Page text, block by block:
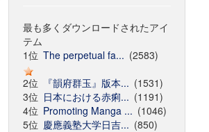
最も多くダウンロードされたアイ
テム
1位 The perpetual fa... (2583)
2位
『韻府群玉』版本... (1531)
3位 日本における赤痢... (1191)
4位 Promoting Manga ... (1046)
5位 慶應義塾大学日吉... (850)